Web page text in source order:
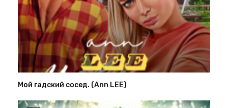
Мой гадский сосед. (Ann LEE)